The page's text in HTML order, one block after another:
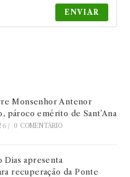
ENVIAR
Monsenhor Antenor
pároco emérito de Sant’Ana
/ 0 COMENTÁRIO
apresenta
recuperação da Ponte